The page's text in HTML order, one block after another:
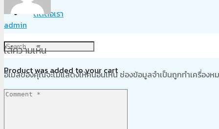
ติดต่อเรา
Productwas added to your cart
admin
ใส่ความเห็น
อีเมลของคุณจะไม่แสดงให้คนอื่นเห็น ช่องข้อมูลจำเป็นถูกทำเครื่องห